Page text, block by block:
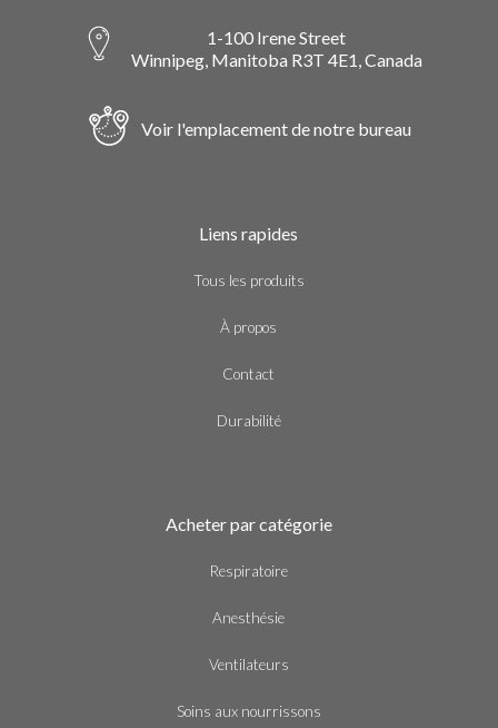
1-100 Irene Street
Winnipeg, Manitoba R3T 4E1, Canada
Voir l'emplacement de notre bureau
Liens rapides
Tous les produits
À propos
Contact
Durabilité
Acheter par catégorie
Respiratoire
Anesthésie
Ventilateurs
Soins aux nourrissons